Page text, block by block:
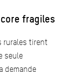
fragiles
rurales tirent
seule
demande